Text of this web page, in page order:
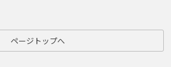
ページトップへ